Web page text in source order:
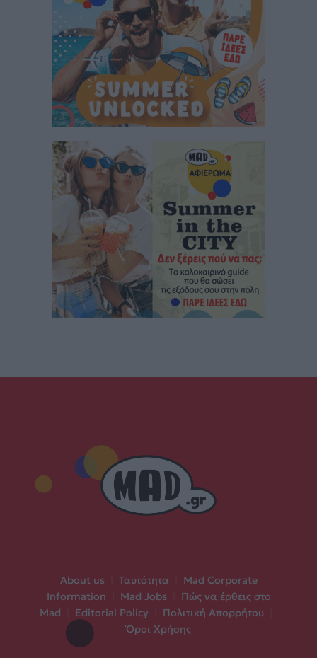
About us Ταυτότητα
Mad Corporate
Information
Mad Jobs
Πώς να έρθεις στο
Mad
Editorial Policy Πολιτική Απορρήτου
Όροι Χρήσης